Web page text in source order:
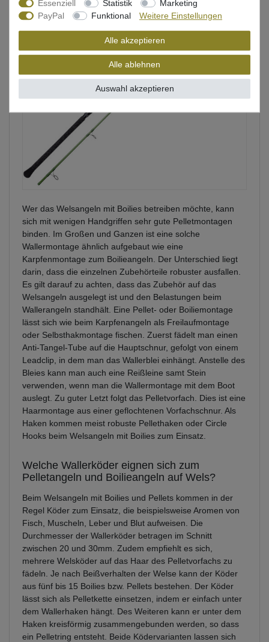
Wer das Welsangeln mit Boilies betreiben möchte, kann
sich mit wenigen Handgriffen sehr gute Pelletmontagen
binden. Im Großen und Ganzen ist eine solche
Wallermontage ähnlich aufgebaut wie eine
Karpfenmontage zum Boilieangeln. Der Unterschied liegt
darin, dass die einzelnen Zubehörteile robuster ausfallen.
Es gilt darauf zu achten, dass das Zubehör auf das
Welsangeln ausgelegt ist und den Belastungen beim
Wallerangeln standhält. Eine Pellet- oder Boiliemontage
lässt sich wie beim Karpfenangeln als Freilaufmontage
oder Selbsthakmontage fischen. Zuerst fädelt man einen
Anti-Tangel-Tube auf die Hauptschnur, gefolgt von einem
Leadclip, in dem man das Wallerblei einhängt. Anstelle des
Bleies kann man auch eine Reißleine samt Stein
verwenden, wenn man die Wallermontage mit dem Boot
auslegt. Zu guter Letzt folgt das Pelletvorfach. Dies ist eine
Haarmontage aus einer geflochtenen Vorfachschnur. Als
Haken kommen meist robuste Pellethaken oder Circle
Hooks beim Welsangeln mit Boilies zum Einsatz.
Welche Wallerköder eignen sich zum
Pelletangeln und Boilieangeln auf Wels?
Beim Welsangeln mit Boilies und Pellets kommen in der
Regel Köder zum Einsatz, die beispielsweise Aromen von
Fisch, Muscheln, Leber und Blut aufweisen. Die
Durchmesser der Wallerköder betragen im Schnitt
zwischen 20 und 30mm. Zudem empfiehlt es sich,
mehrere Welsköder auf das Haar des Pelletvorfachs zu
fädeln. Je nach Beißverhalten der Welse kann der Köder
aus fünf bis 15 Boilies bzw. Pellets bestehen. Der Köder
lässt sich als Pelletkette einsetzen, indem er einfach unter
dem Wallerhaken hängt. Des Weiteren kann er unter dem
Haken kreisförmig zusammengebunden werden, so dass
ein Pelletring entsteht. Beide Ködervarianten lassen sich
Essenziell Statistik
Marketing
PayPal
Funktional Weitere Einstellungen
Alle akzeptieren
Alle ablehnen
Auswahl akzeptieren